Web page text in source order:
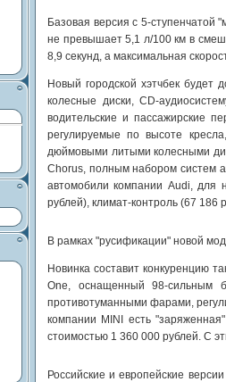
Базовая версия с 5-ступенчатой
не превышает 5,1 л/100 км в
8,9 секунд, а максимальная
Новый городской хэтчбек будет
колесные диски, CD-
водительские и пассажирские
регулируемые по высоте
дюймовыми литыми колесными
Chorus, полным набором систем
автомобили компании Audi, для
рублей), климат-контроль (67 186
В рамках "русификации" новой
Новинка составит конкуренцию
One, оснащенный 98-сильным
противотуманными фарами,
компании MINI есть
стоимостью 1 360 000 рублей. С
Российские и европейские